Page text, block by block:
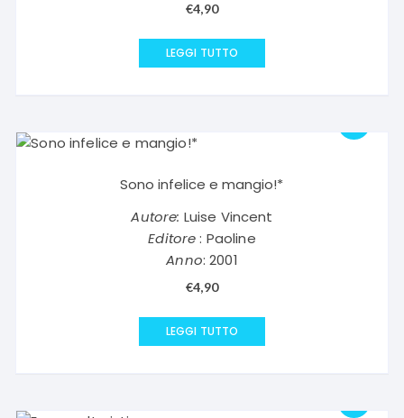
€4,90
LEGGI TUTTO
Sono infelice e mangio!*
Autore: Luise Vincent
Editore: Paoline
Anno: 2001
€4,90
LEGGI TUTTO